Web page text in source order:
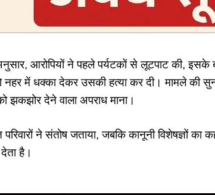
आरोपियों ने पहले पर्यटकों से लूटपाट की, इसके
नहर में धक्का देकर उसकी हत्या कर दी। मामले की
देने वाला अपराध माना।
ने संतोष जताया, जबकि कानूनी विशेषज्ञों का
है।